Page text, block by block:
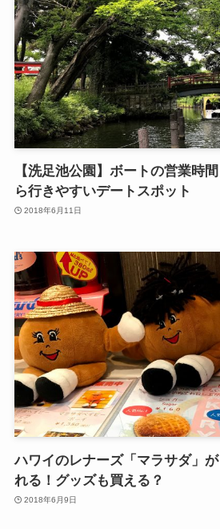
【洗足池公園】ボートの営業時
ら行きやすいデートスポット
2018年6月11日
ハワイのレナーズ「マラサダ」
れる！グッズも買える？
2018年6月9日